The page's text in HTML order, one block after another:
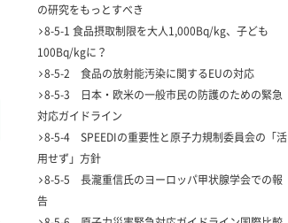
の研究をもっとすべき
8-5-1 食品摂取制限を大人1,000Bq/kg、子ども
100Bq/kgに？
8-5-2 食品の放射能汚染に関するEUの対応
8-5-3 日本・欧米の一般市民の防護のための緊急
対応ガイドライン
8-5-4 SPEEDIの重要性と原子力規制委員会の「活
用せず」方針
8-5-5 長瀧重信氏のヨーロッパ甲状腺学会での報
告